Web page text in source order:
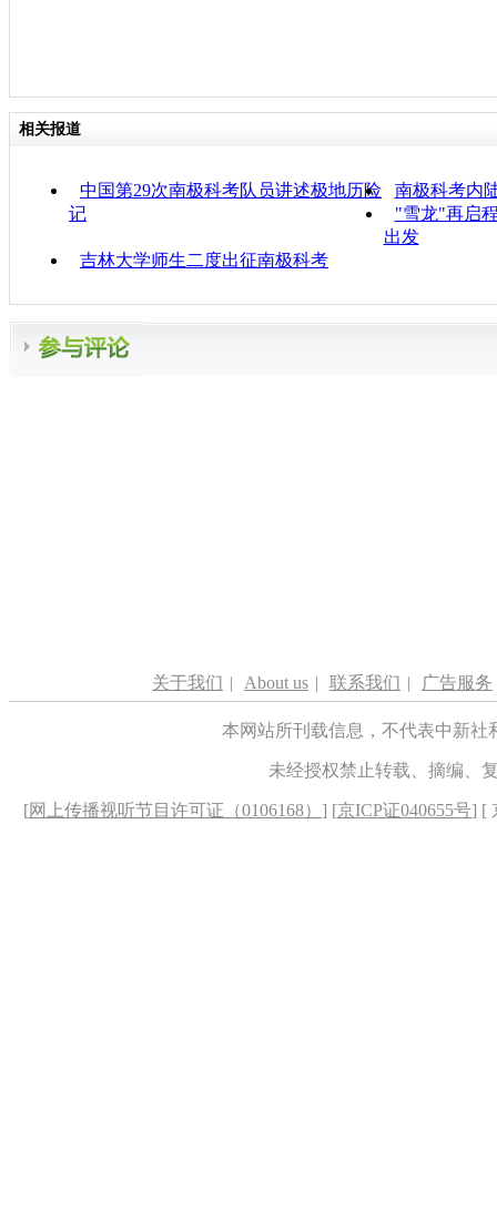
相关报道
中国第29次南极科考队员讲述极地历险
记
南极科考内
"雪龙"再启
出发
吉林大学师生二度出征南极科考
关于我们 | About us | 联系我们 | 广告服务
本网站所刊载信息，不代表中新
未经授权禁止转载、摘编、
[网上传播视听节目许可证（0106168） ] [京ICP证040655号] [